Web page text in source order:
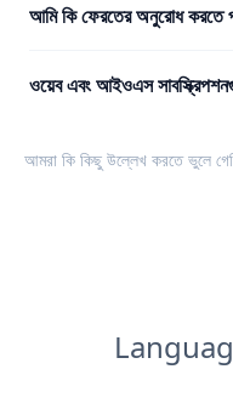
আমি কি ফেরতের অনুরোধ করতে
ওয়েব এবং আইওএস
আমরা কি কিছু উল্লেখ করতে ভুলে